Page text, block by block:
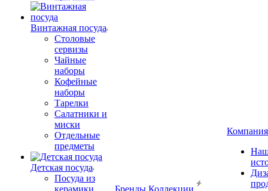
Винтажная посуда
Столовые
сервизы
Чайные
наборы
Кофейные
наборы
Тарелки
Салатники и
миски
Отдельные
предметы
Детская посуда
Посуда из
керамики
Бренды Коллекции
Компания